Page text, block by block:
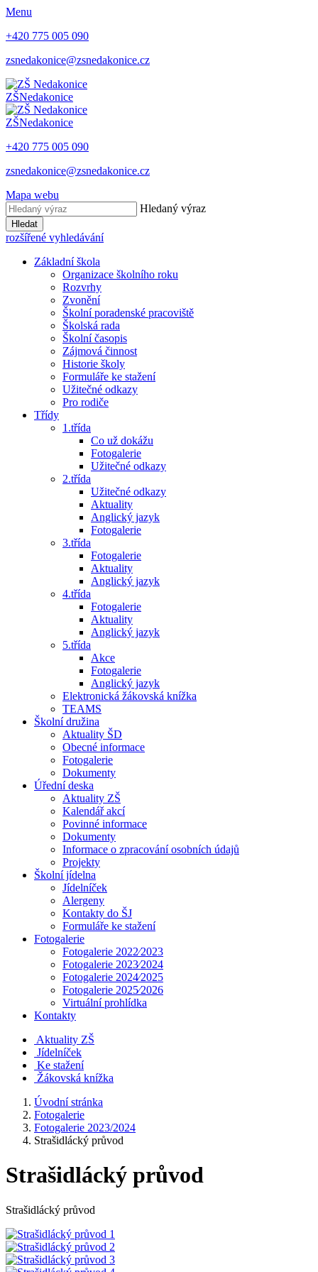
Menu
+420 775 005 090
zsnedakonice@zsnedakonice.cz
ZŠNedakonice
ZŠNedakonice
+420 775 005 090
zsnedakonice@zsnedakonice.cz
Mapa webu
Hledaný výraz
Hledat
rozšířené vyhledávání
Základní škola
Organizace školního roku
Rozvrhy
Zvonění
Školní poradenské pracoviště
Školská rada
Školní časopis
Zájmová činnost
Historie školy
Formuláře ke stažení
Užitečné odkazy
Pro rodiče
Třídy
1.třída
Co už dokážu
Fotogalerie
Užitečné odkazy
2.třída
Užitečné odkazy
Aktuality
Anglický jazyk
Fotogalerie
3.třída
Fotogalerie
Aktuality
Anglický jazyk
4.třída
Fotogalerie
Aktuality
Anglický jazyk
5.třída
Akce
Fotogalerie
Anglický jazyk
Elektronická žákovská knížka
TEAMS
Školní družina
Aktuality ŠD
Obecné informace
Fotogalerie
Dokumenty
Úřední deska
Aktuality ZŠ
Kalendář akcí
Povinné informace
Dokumenty
Informace o zpracování osobních údajů
Projekty
Školní jídelna
Jídelníček
Alergeny
Kontakty do ŠJ
Formuláře ke stažení
Fotogalerie
Fotogalerie 2022⁄2023
Fotogalerie 2023⁄2024
Fotogalerie 2024⁄2025
Fotogalerie 2025⁄2026
Virtuální prohlídka
Kontakty
Aktuality ZŠ
Jídelníček
Ke stažení
Žákovská knížka
Úvodní stránka
Fotogalerie
Fotogalerie 2023/2024
Strašidlácký průvod
Strašidlácký průvod
Strašidlácký průvod